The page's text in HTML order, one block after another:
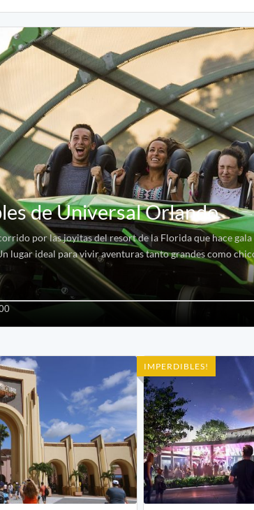
de Universal Orlando
por las joyitas del resort de la Florida que hace
lugar ideal para vivir aventuras tanto grandes como
IMPERDIBLES!